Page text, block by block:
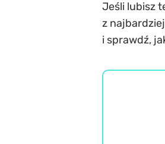
Jeśli lubisz
z
i sprawdź,